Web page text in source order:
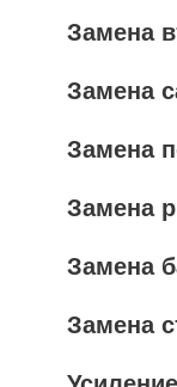
Замена
Замена
Замена
Замена
Замена
Замена